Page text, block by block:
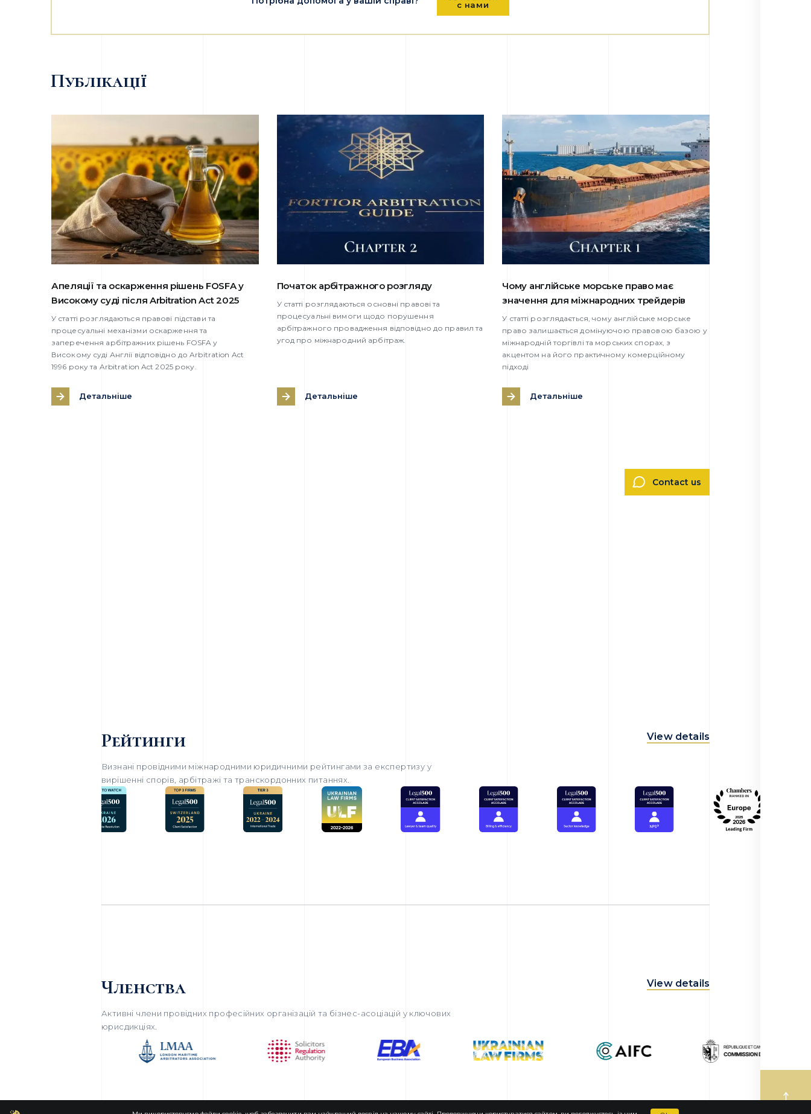
с нами
Публікації
Апеляції та оскарження рішень FOSFA у
Високому суді після Arbitration Act 2025
У статті розглядаються правові підстави та
процесуальні механізми оскарження та
заперечення арбітражних рішень FOSFA у
Високому суді Англії відповідно до Arbitration Act
1996 року та Arbitration Act 2025 року.
Детальніше
Початок арбітражного розгляду
У статті розглядаються основні правові та
процесуальні вимоги щодо порушення
арбітражного провадження відповідно до правил та
угод про міжнародний арбітраж.
Детальніше
Чому англійське морське право має
значення для міжнародних трейдерів
У статті розглядається, чому англійське морське
право залишається домінуючою правовою базою у
міжнародній торгівлі та морських спорах, з
акцентом на його практичному комерційному
підході
Детальніше
Contact us
Рейтинги
Визнані провідними міжнародними юридичними рейтингами за експертизу у
вирішенні спорів, арбітражі та транскордонних питаннях.
View details
Членства
Активні члени провідних професійних організацій та бізнес-асоціацій у ключових
юрисдикціях.
View details